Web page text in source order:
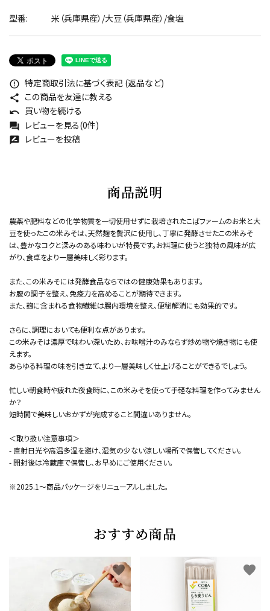
型番: 米（兵庫県産）/大豆（兵庫県産）/食塩
error_outline 特定商取引法に基づく表記 (返品など)
share この商品を友達に教える
undo 買い物を続ける
forum レビューを見る(0件)
rate_review レビューを投稿
商品説明
農薬や肥料などの化学物質を一切使用せずに栽培されたこばファームのお米と大
豆を使ったこの米みそは、天然麹を贅沢に使用し、丁寧に発酵させたこの米みそ
は、豊かなコクと深みのある味わいが特長です。お料理に使うと独特の風味が広
がり、食卓をより一層美味しく彩ります。
また、この米みそには発酵食品ならではの健康効果もあります。
お腹の調子を整え、免疫力を高めることが期待できます。
また、麹に含まれる食物繊維は腸内環境を整え、便秘解消にも効果的です。
さらに、調理においても便利な点があります。
この米みそは濃厚で味わい深いため、お味噌汁のみならず炒め物や焼き物にも使
えます。
あらゆる料理の味を引き立て、より一層美味しく仕上げることができるでしょう。
忙しい朝食時や疲れた夜食時に、この米みそを使って手軽な料理を作ってみません
か？
短時間で美味しいおかずが完成すること間違いありません。
＜取り扱い注意事項＞
- 直射日光や高温多湿を避け、湿気の少ない涼しい場所で保管してください。
- 開封後は冷蔵庫で保管し、お早めにご使用ください。
※2025.1～商品パッケージをリニューアルしました。
おすすめ商品
favorite favorite